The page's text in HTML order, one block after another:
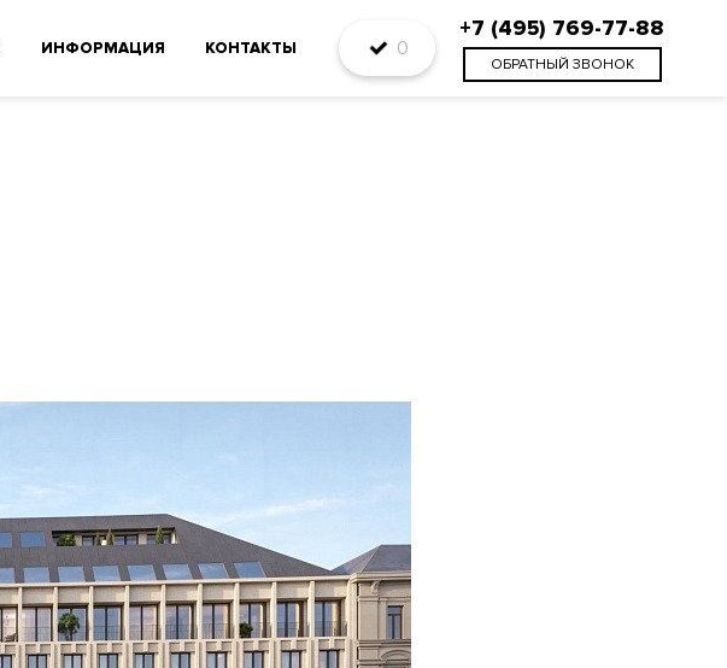
ИНФОРМАЦИЯ КОНТАКТЫ 0
+7 (495) 769-77-88
ОБРАТНЫЙ ЗВОНОК